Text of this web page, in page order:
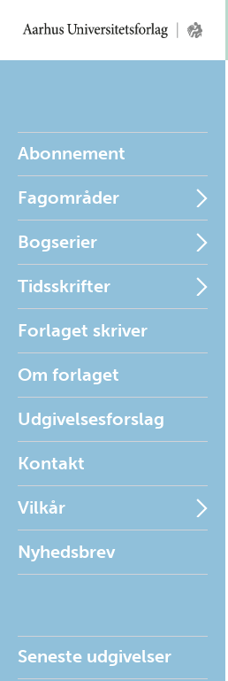
Abonnement
Fagområder
Bogserier
Tidsskrifter
Forlaget skriver
Om forlaget
Udgivelsesforslag
Kontakt
Vilkår
Nyhedsbrev
Seneste udgivelser